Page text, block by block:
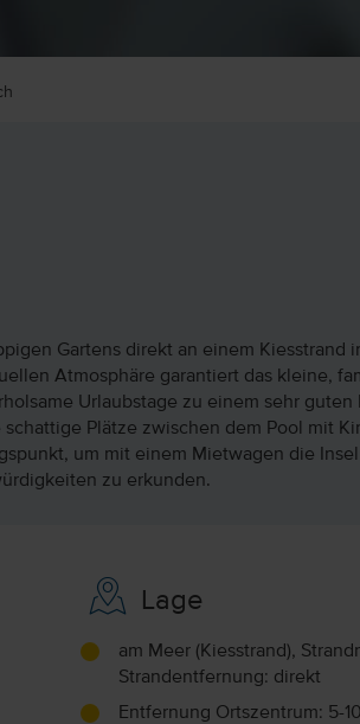
Gartens direkt an einem Kiesstrand
Atmosphäre garantiert das kleine,
Urlaubstage zu einem sehr guten
Plätze zwischen dem Pool mit
um mit einem Mietwagen die
zu erkunden.
Lage
am Meer (Kiesstrand),
Strandentfernung: direkt
Entfernung Ortszentrum: 5-